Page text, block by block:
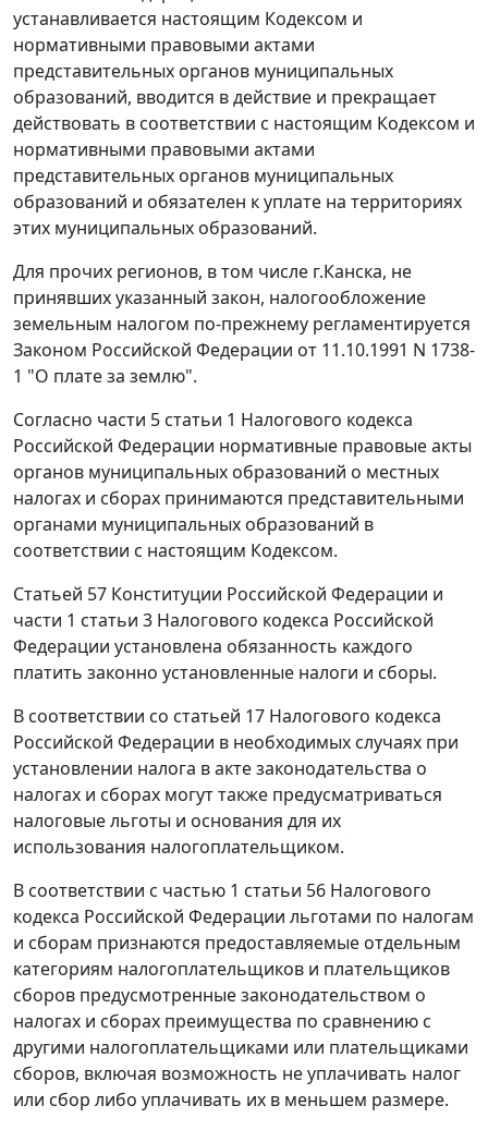
устанавливается настоящим Кодексом и
нормативными правовыми актами
представительных органов муниципальных
образований, вводится в действие и прекращает
действовать в соответствии с настоящим Кодексом и
нормативными правовыми актами
представительных органов муниципальных
образований и обязателен к уплате на территориях
этих муниципальных образований.
Для прочих регионов, в том числе г.Канска, не
принявших указанный закон, налогообложение
земельным налогом по-прежнему регламентируется
Законом Российской Федерации от 11.10.1991 N 1738-
1 "О плате за землю".
Согласно части 5 статьи 1 Налогового кодекса
Российской Федерации нормативные правовые акты
органов муниципальных образований о местных
налогах и сборах принимаются представительными
органами муниципальных образований в
соответствии с настоящим Кодексом.
Статьей 57 Конституции Российской Федерации и
части 1 статьи 3 Налогового кодекса Российской
Федерации установлена обязанность каждого
платить законно установленные налоги и сборы.
В соответствии со статьей 17 Налогового кодекса
Российской Федерации в необходимых случаях при
установлении налога в акте законодательства о
налогах и сборах могут также предусматриваться
налоговые льготы и основания для их
использования налогоплательщиком.
В соответствии с частью 1 статьи 56 Налогового
кодекса Российской Федерации льготами по налогам
и сборам признаются предоставляемые отдельным
категориям налогоплательщиков и плательщиков
сборов предусмотренные законодательством о
налогах и сборах преимущества по сравнению с
другими налогоплательщиками или плательщиками
сборов, включая возможность не уплачивать налог
или сбор либо уплачивать их в меньшем размере.